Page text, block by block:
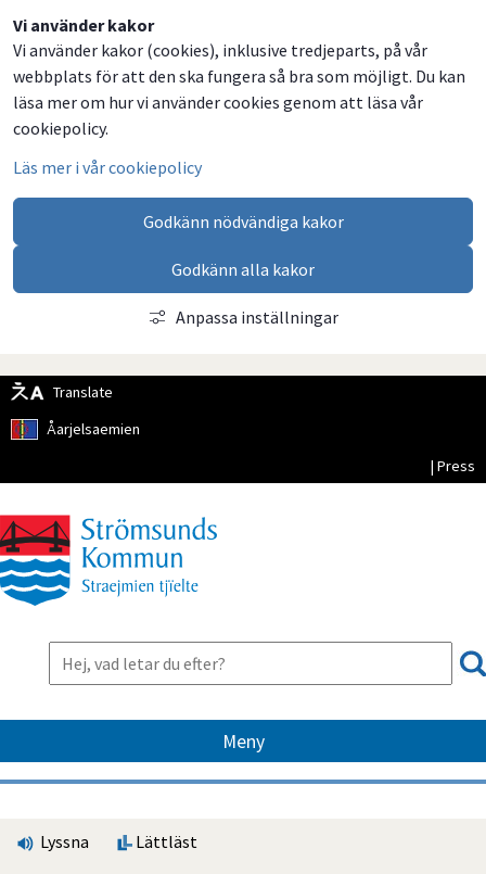
Vi använder kakor
Vi använder kakor (cookies), inklusive tredjeparts, på vår
webbplats för att den ska fungera så bra som möjligt. Du kan
läsa mer om hur vi använder cookies genom att läsa vår
cookiepolicy.
Läs mer i vår cookiepolicy
Godkänn nödvändiga kakor
Godkänn alla kakor
Anpassa inställningar
Translate
Åarjelsaemien
| Press
Meny
Lyssna Lättläst
Dela
på
Facebook
Dela
på
Twitter
Dela
på
LinkedIn
Dela
via
email